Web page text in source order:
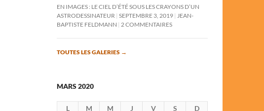
EN IMAGES : LE CIEL D’ÉTÉ SOUS LES CRAYONS D’UN
ASTRODESSINATEUR SEPTEMBRE 3, 2019
JEAN-
BAPTISTE FELDMANN
2 COMMENTAIRES
TOUTES LES GALERIES →
MARS 2020
L M M J V S
D